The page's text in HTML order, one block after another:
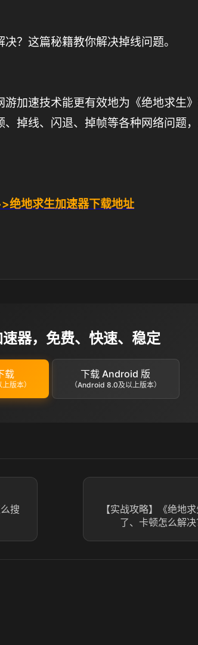
？这篇秘籍教你解决掉线问题。
加速技术能更有效地为《绝地求生
掉线、闪退、掉帧等各种网络问题
绝地求生加速器下载地址
器，免费、快速、稳定
载
版本）
下载 Android 版
（Android 8.0及以上版本）
搜
【实战攻略】《绝地
了、卡顿怎么解